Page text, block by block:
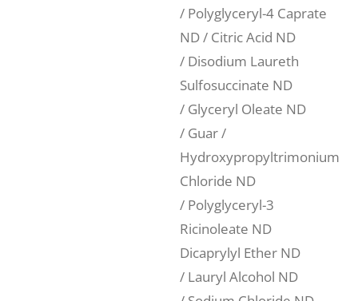
/ Polyglyceryl-4 Caprate
ND / Citric Acid ND
/ Disodium Laureth
Sulfosuccinate ND
/ Glyceryl Oleate ND
/ Guar /
Hydroxypropyltrimonium
Chloride ND
/ Polyglyceryl-3
Ricinoleate ND
Dicaprylyl Ether ND
/ Lauryl Alcohol ND